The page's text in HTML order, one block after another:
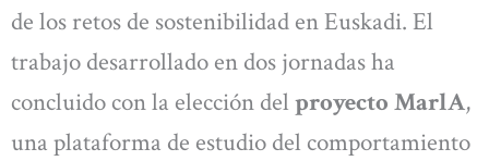
de los retos de sostenibilidad en Euskadi. El
trabajo desarrollado en dos jornadas ha
concluido con la elección del proyecto MarlA,
una plataforma de estudio del comportamiento